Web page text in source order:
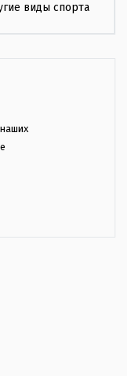
виды спорта